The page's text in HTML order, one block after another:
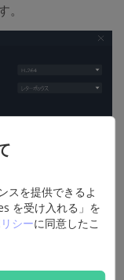
動画ファイルを入
スを提供できるよ
を受け入れる」を
シーに同意したこ